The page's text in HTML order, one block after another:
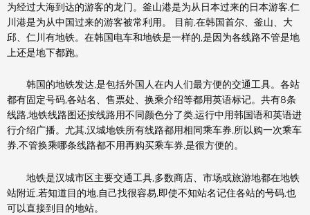
为经过大海到达的游客的龙门。釜山港是为从日本过来的日本游客,仁
川港是为从中国过来的游客被常利用。 目前,在韩国首尔、釜山、大
邱、仁川有地铁。在韩国电车和地铁是一样的,是因为各线路不管是地
上还是地下都跑。
韩国的地铁发达,是包括外国人在内人们最方便的交通工具。各站
都有固定号码,各站名、售票处、换乘介绍等都用英语标记。共有8条
线路,地铁线路图还按线路用不同颜色分了类,运行中用韩国语和英语进
行介绍广播。尤其,汉城地铁所有线路都用相同乘车券,所以购一次乘车
券,不管换乘哪条线路都不用再购买乘车券,是很方便的。
地铁是汉城市区主要交通工具,多数商店、市场或旅游地都在地铁
站附近,若知道目的地,自己找很容易,即使不知站名记住各站的号码,也
可以直接到目的地站。